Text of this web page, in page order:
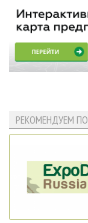
РЕКОМЕНДУЕМ